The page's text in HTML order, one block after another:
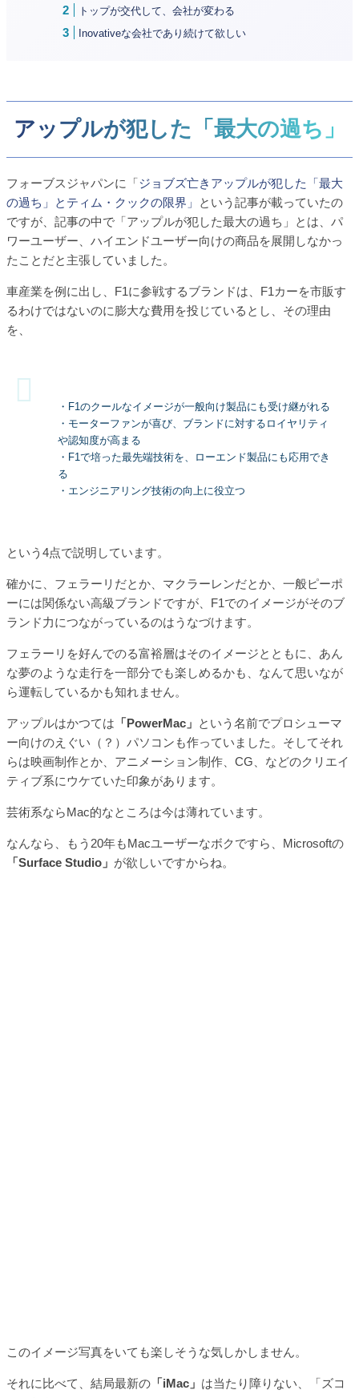
トップが交代して、会社が変わる
Inovativeな会社であり続けて欲しい
アップルが犯した「最大の過ち」
フォーブスジャパンに「ジョブズ亡きアップルが犯した「最大
の過ち」とティム・クックの限界」
という記事が載っていたの
ですが、記事の中で「アップルが犯した最大の過ち」とは、パ
ワーユーザー、ハイエンドユーザー向けの商品を展開しなかっ
たことだと主張していました。
車産業を例に出し、F1に参戦するブランドは、F1カーを市販す
るわけではないのに膨大な費用を投じているとし、その理由
を、
・F1のクールなイメージが一般向け製品にも受け継がれる
・モーターファンが喜び、ブランドに対するロイヤリティ
や認知度が高まる
・F1で培った最先端技術を、ローエンド製品にも応用でき
る
・エンジニアリング技術の向上に役立つ
という4点で説明しています。
確かに、フェラーリだとか、マクラーレンだとか、一般ピーポ
ーには関係ない高級ブランドですが、F1でのイメージがそのブ
ランド力につながっているのはうなづけます。
フェラーリを好んでのる富裕層はそのイメージとともに、あん
な夢のような走行を一部分でも楽しめるかも、なんて思いなが
ら運転しているかも知れません。
アップルはかつては 「PowerMac」 という名前でプロシューマ
ー向けのえぐい（？）パソコンも作っていました。そしてそれ
らは映画制作とか、アニメーション制作、CG、などのクリエイ
ティブ系にウケていた印象があります。
芸術系ならMac的なところは今は薄れています。
なんなら、もう20年もMacユーザーなボクですら、Microsoftの
「Surface Studio」 が欲しいですからね。
このイメージ写真をいても楽しそうな気しかしません。
それに比べて、結局最新の 「iMac」 は当たり障りない、「ズコ